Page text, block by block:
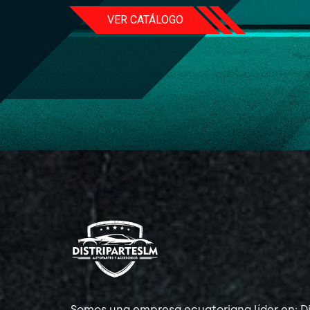
VER CATÁLOGO